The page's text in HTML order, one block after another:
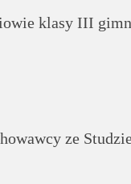
klasy III
ze